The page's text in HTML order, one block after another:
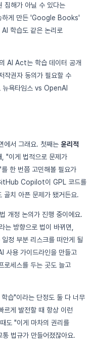
해가 아닐 수 있다는
하게 만든 'Google Books'
학습도 같은 논리로
AI Act는 학습 데이터 공개
작권자 동의가 필요할 수
뉴욕타임스 vs OpenAI
에서 그래요. 첫째는 윤리적
"이게 법적으로 문제가
한 번쯤 고민해볼 필요가
Copilot이 GPL 코드를
골치 아픈 문제가 됐거든요.
개정 논의가 진행 중이에요.
는 방향으로 법이 바뀌면,
정 부분 리스크를 떠안게 될
사용 가이드라인을 만들고
로세스를 두는 곳도 늘고
습"이라는 단정도 둘 다 너무
르게 발전할 때 항상 이런
도 "이게 마차의 권리를
법규가 만들어졌잖아요.